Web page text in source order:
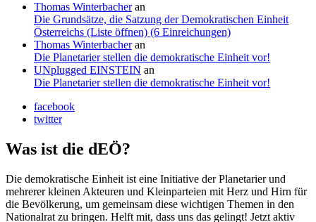
Thomas Winterbacheran
Die Grundsätze, die Satzung der Demokratischen Einheit
Österreichs (Liste öffnen) (6 Einreichungen)
Thomas Winterbacheran
Die Planetarier stellen die demokratische Einheit vor!
UNplugged EINSTEIN an
Die Planetarier stellen die demokratische Einheit vor!
facebook
twitter
Was ist die dEÖ?
Die demokratische Einheit ist eine Initiative der Planetarier und
mehrerer kleinen Akteuren und Kleinparteien mit Herz und Hirn für
die Bevölkerung, um gemeinsam diese wichtigen Themen in den
Nationalrat zu bringen. Helft mit, dass uns das gelingt! Jetzt aktiv